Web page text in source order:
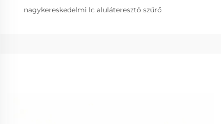
nagykereskedelmi lc aluláteresztő szűrő